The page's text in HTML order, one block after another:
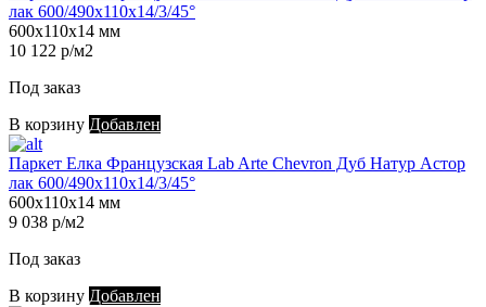
лак 600/490х110х14/3/45°
600х110х14 мм
10 122 р/м2
Под заказ
В корзину Добавлен
Паркет Елка Французская Lab Arte Chevron Дуб Натур Астор
лак 600/490х110х14/3/45°
600х110х14 мм
9 038 р/м2
Под заказ
В корзину Добавлен